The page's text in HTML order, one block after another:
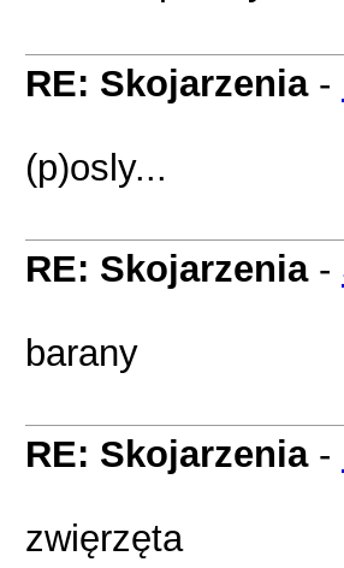
RE: Skojarzenia-
(p)osly...
RE: Skojarzenia-
barany
RE: Skojarzenia-
zwięrzęta